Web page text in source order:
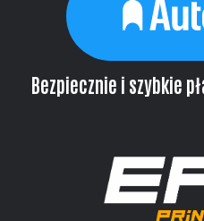
Bezpiecznie i szybkie